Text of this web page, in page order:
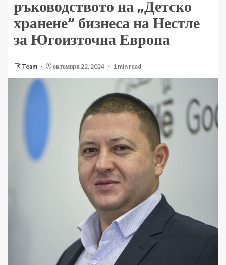
ръководството на „Детско
хранене“ бизнеса на Нестле
за Югоизточна Европа
Team октомври 22, 2024 1 min read